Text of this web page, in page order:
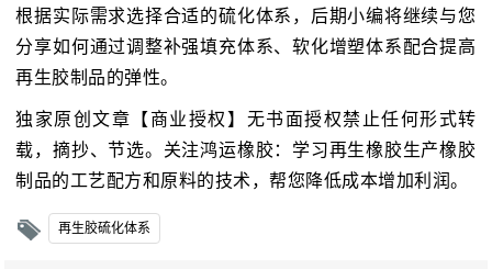
根据实际需求选择合适的硫化体系，后期小编将继续与您
分享如何通过调整补强填充体系、软化增塑体系配合提高
再生胶制品的弹性。
独家原创文章【商业授权】无书面授权禁止任何形式转
载，摘抄、节选。关注鸿运橡胶：学习再生橡胶生产橡胶
制品的工艺配方和原料的技术，帮您降低成本增加利润。
再生胶硫化体系